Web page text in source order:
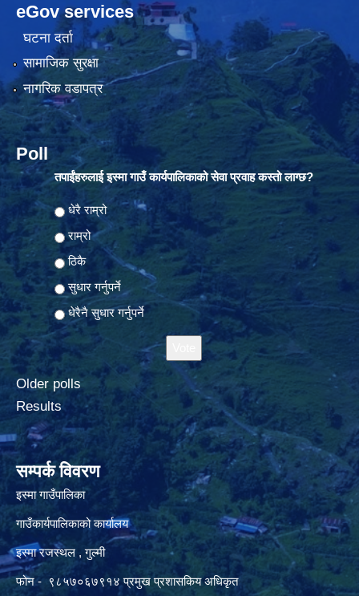
eGov services
घटना दर्ता
सामाजिक सुरक्षा
नागरिक वडापत्र
Poll
तपाईंहरुलाई इस्मा गाउँ कार्यपालिकाको सेवा प्रवाह कस्तो लाग्छ?
Choices
धेरै राम्रो
राम्रो
ठिकै
सुधार गर्नुपर्ने
धेरैनै सुधार गर्नुपर्ने
Older polls
Results
सम्पर्क विवरण
इस्मा गाउँपालिका
गाउँकार्यपालिकाको कार्यालय
इस्मा रजस्थल , गुल्मी
फोन - ९८५७०६७९१४ प्रमुख प्रशासकिय अधिकृत